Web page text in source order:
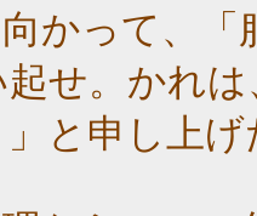
かって、
せ。かれ
と申し上げ